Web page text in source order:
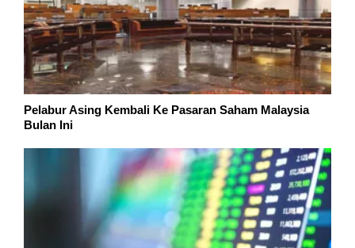
Pelabur Asing Kembali Ke Pasaran Saham Malaysia
Bulan Ini